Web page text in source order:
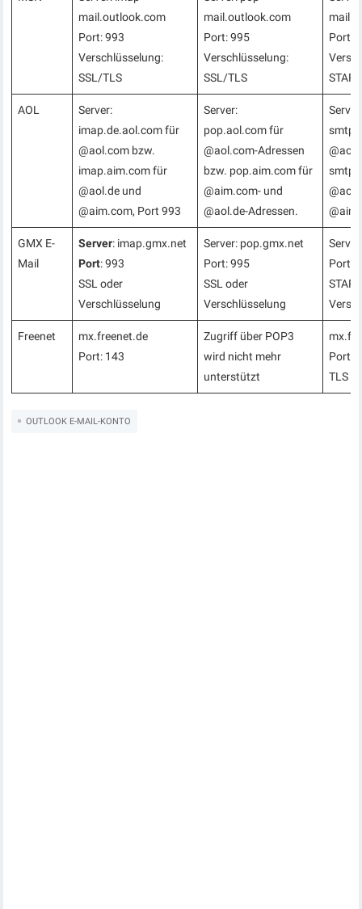
mail.outlook.com
Port: 993
Verschlüsselung:
SSL/TLS
mail.outlook.com
Port: 995
Verschlüsselung:
SSL/TLS
Port:
AOL
Server:
imap.de.aol.com für
@aol.com bzw.
imap.aim.com für
@aol.de und
@aim.com, Port 993
Server:
pop.aol.com für
@aol.com-Adressen
bzw. pop.aim.com für
@aim.com- und
@aol.de-Adressen.
GMX E-
Mail
Server: imap.gmx.net
Port: 993
SSL oder
Verschlüsselung
Server: pop.gmx.net
Port: 995
SSL oder
Verschlüsselung
Port:
Freenet
mx.freenet.de
Port: 143
Zugriff über POP3
wird nicht mehr
unterstützt
Port:
TLS
OUTLOOK E-MAIL-KONTO